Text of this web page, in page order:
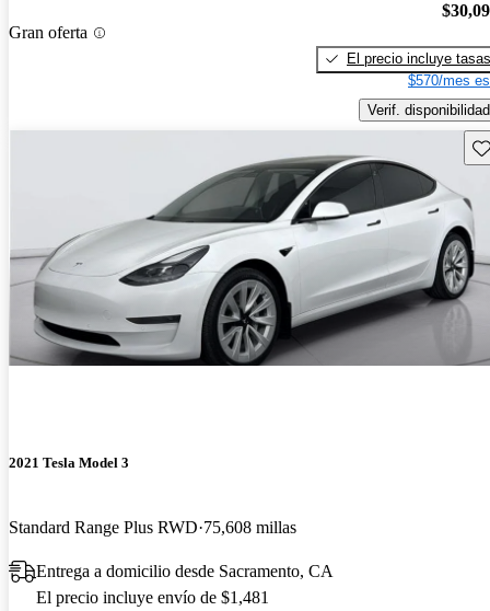
Gran oferta
El precio incluye tasas
$570/mes
Verif. disponibilidad
2021 Tesla Model 3
Standard Range Plus RWD 75,608 millas
Entrega a domicilio desde Sacramento, CA
El precio incluye envío de $1,481